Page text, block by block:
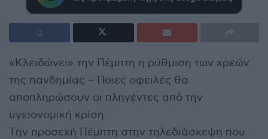
«Κλειδώνει» την Πέμπτη η ρύθμιση των χρεών
της πανδημίας – Ποιες οφειλές θα
αποπληρώσουν οι πληγέντες από την
υγειονομική κρίση
Tην προσεχή Πέμπτη στην τηλεδιάσκεψη που